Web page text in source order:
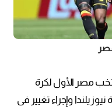
مصر الأول لكرة
وإجراء تغيير فى